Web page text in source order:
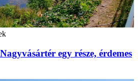
egy része, érdemes